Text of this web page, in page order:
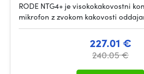
RODE NTG4+ je visokokakovostni
mikrofon z zvokom kakovosti
227.01 €
240.05 €